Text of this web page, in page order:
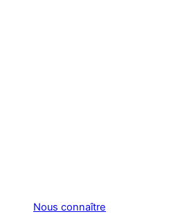
Nous connaître